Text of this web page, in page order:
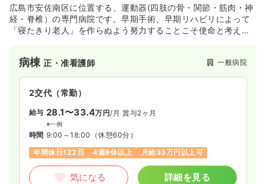
広島市安佐南区に位置する、運動器(四肢の骨・関節・筋肉・神
経・脊椎）の専門病院です。早期手術、早期リハビリによって
「寝たきり老人」を作らぬよう努力することこそ使命と考えら
域に貢献することを目標とされています。
病棟正・准看護師 一般病院
2交代（常勤）
給与 28.1〜33.4万円/月 賞与2ヶ月
※一例
時間 9:00～18:00 （休憩60分）
年間休日122日
4週8休以上 月給33万円以上可
気になる 詳細を見る